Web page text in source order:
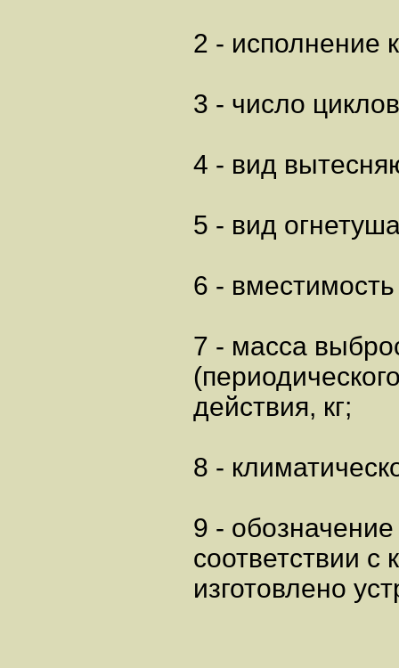
2 - исполнение
3 - число
4 - вид
5 - вид
6 -
7 - масса
действия, кг;
8 -
9 - обозначение
соответствии с
изготовлено